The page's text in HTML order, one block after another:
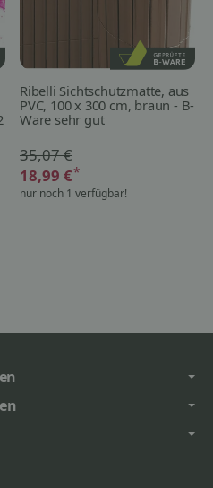
Ribelli Sichtschutzmatte, aus
PVC, 100 x 300 cm, braun - B-
Ware sehr gut
35,07 €
18,99 €*
nur noch 1 verfügbar!